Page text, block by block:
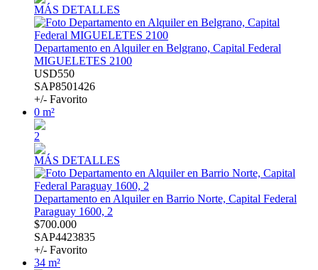
MÁS DETALLES
Departamento en Alquiler en Belgrano, Capital Federal
MIGUELETES 2100
USD550
SAP8501426
+/- Favorito
0 m²
2
MÁS DETALLES
Departamento en Alquiler en Barrio Norte, Capital Federal
Paraguay 1600, 2
$700.000
SAP4423835
+/- Favorito
34 m²